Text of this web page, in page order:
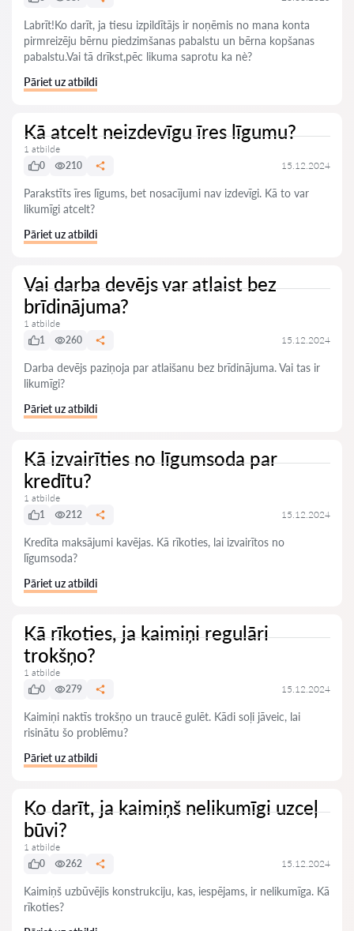
Labrīt!Ko darīt, ja tiesu izpildītājs ir noņēmis no mana konta
pirmreizēju bērnu piedzimšanas pabalstu un bērna kopšanas
pabalstu.Vai tā drīkst,pēc likuma saprotu ka nè?
Pāriet uz atbildi
Kā atcelt neizdevīgu īres līgumu?
1 atbilde
0
210 15.12.2024
Parakstīts īres līgums, bet nosacījumi nav izdevīgi. Kā to var
likumīgi atcelt?
Pāriet uz atbildi
Vai darba devējs var atlaist bez
brīdinājuma?
1 atbilde
1
260 15.12.2024
Darba devējs paziņoja par atlaišanu bez brīdinājuma. Vai tas ir
likumīgi?
Pāriet uz atbildi
Kā izvairīties no līgumsoda par
kredītu?
1 atbilde
1
212 15.12.2024
Kredīta maksājumi kavējas. Kā rīkoties, lai izvairītos no
līgumsoda?
Pāriet uz atbildi
Kā rīkoties, ja kaimiņi regulāri
trokšņo?
1 atbilde
0
279 15.12.2024
Kaimiņi naktīs trokšņo un traucē gulēt. Kādi soļi jāveic, lai
risinātu šo problēmu?
Pāriet uz atbildi
Ko darīt, ja kaimiņš nelikumīgi uzceļ
būvi?
1 atbilde
0
262 15.12.2024
Kaimiņš uzbūvējis konstrukciju, kas, iespējams, ir nelikumīga. Kā
rīkoties?